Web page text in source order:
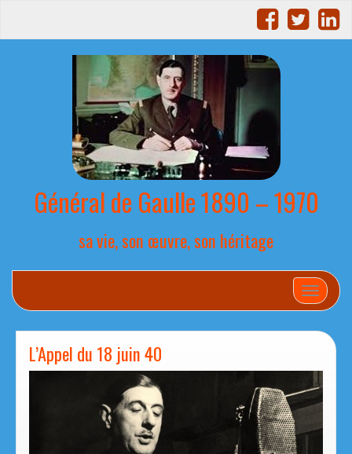
Général de Gaulle 1890 – 1970
sa vie, son œuvre, son héritage
L’Appel du 18 juin 40